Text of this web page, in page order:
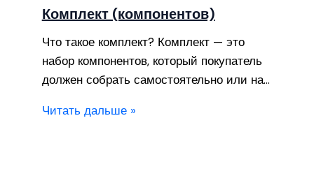
Комплект (компонентов)
Что такое комплект? Комплект — это
набор компонентов, который покупатель
должен собрать самостоятельно или на…
Читать дальше »